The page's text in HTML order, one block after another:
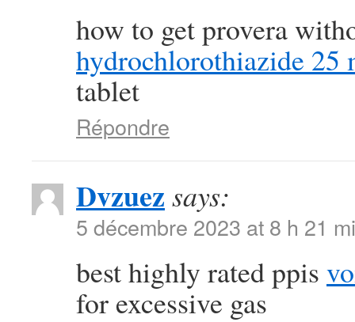
how to get provera
hydrochlorothiazide 25
tablet
Répondre
Dvzuez says:
5 décembre 2023 at 8 h 21
best highly rated ppis
for excessive gas